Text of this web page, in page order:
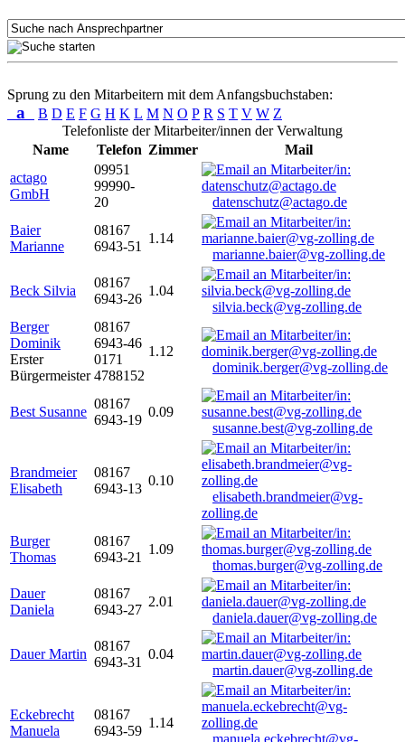
Sprung zu den Mitarbeitern mit dem Anfangsbuchstaben:
a B D E F G H K L M N O P R S T V W Z
Telefonliste der Mitarbeiter/innen der Verwaltung
Name
Telefon Zimmer
Mail
actago
GmbH
09951
99990-
20
datenschutz@actago.de
Baier
Marianne
08167
6943-51
1.14
marianne.baier@vg-zolling.de
Beck Silvia
08167
6943-26
1.04
silvia.beck@vg-zolling.de
Berger
Dominik
Erster
Bürgermeister
08167
6943-46
0171
4788152
1.12
dominik.berger@vg-zolling.de
Best Susanne
08167
6943-19
0.09
susanne.best@vg-zolling.de
Brandmeier
Elisabeth
08167
6943-13
0.10
elisabeth.brandmeier@vg-
zolling.de
Burger
Thomas
08167
6943-21
1.09
thomas.burger@vg-zolling.de
Dauer
Daniela
08167
6943-27
2.01
daniela.dauer@vg-zolling.de
Dauer Martin
08167
6943-31
0.04
martin.dauer@vg-zolling.de
Eckebrecht
Manuela
08167
6943-59
1.14